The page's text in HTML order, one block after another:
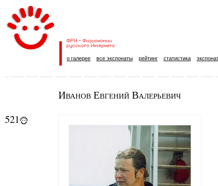
о галерее все экспонаты рейтинг статистика
Иванов Евгений Валерьевич
521